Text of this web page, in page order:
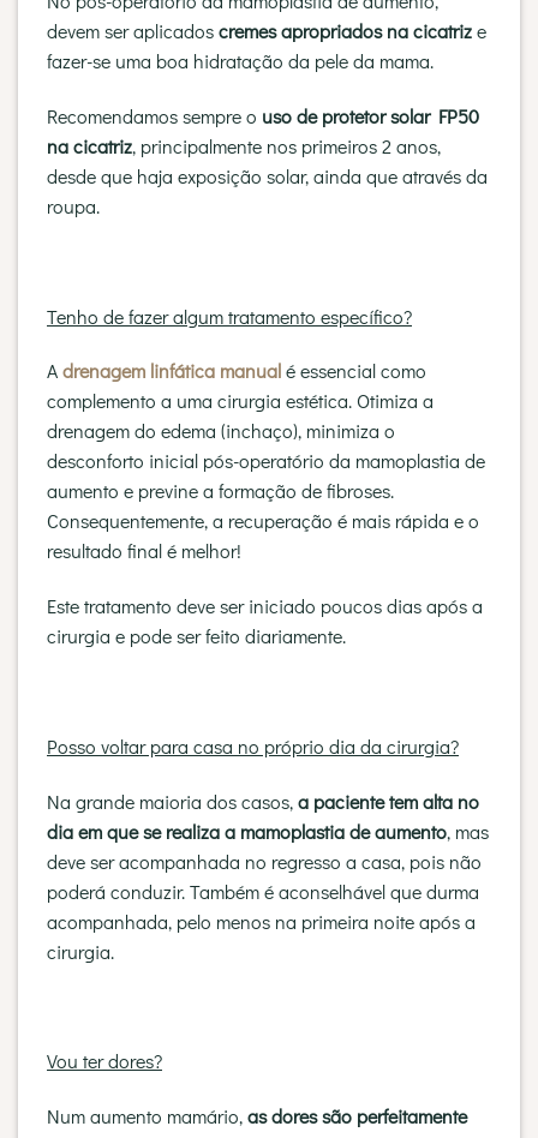
devem ser aplicadoscremes apropriados na cicatrize
fazer-se uma boa hidratação da pele da mama.
Recomendamos sempre o uso de protetor solar FP50
na cicatriz, principalmente nos primeiros 2 anos,
desde que haja exposição solar, ainda que através da
roupa.
Tenho de fazer algum tratamento específico?
Adrenagem linfática manualé essencial como
complemento a uma cirurgia estética. Otimiza a
drenagem do edema (inchaço), minimiza o
desconforto inicial pós-operatório da mamoplastia de
aumento e previne a formação de fibroses.
Consequentemente, a recuperação é mais rápida e o
resultado final é melhor!
Este tratamento deve ser iniciado poucos dias após a
cirurgia e pode ser feito diariamente.
Posso voltar para casa no próprio dia da cirurgia?
Na grande maioria dos casos,a paciente tem alta no
dia em que se realiza a mamoplastia de aumento, mas
deve ser acompanhada no regresso a casa, pois não
poderá conduzir. Também é aconselhável que durma
acompanhada, pelo menos na primeira noite após a
cirurgia.
Vou ter dores?
Num aumento mamário,as dores são perfeitamente